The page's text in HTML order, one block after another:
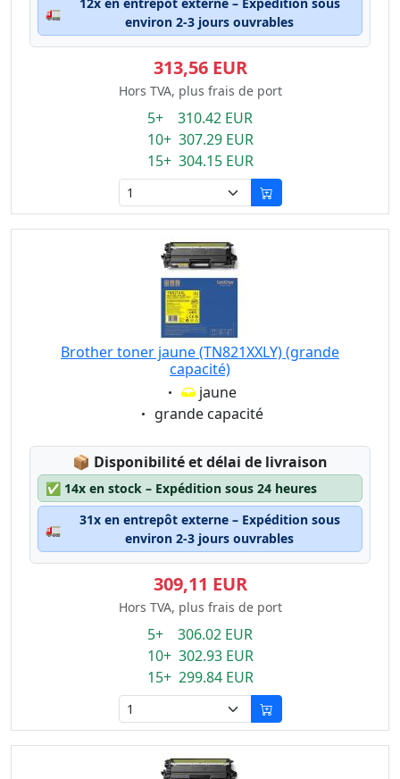
🚛
environ 2-3 jours ouvrables
313,56 EUR
Hors TVA, plus frais de port
5+ 310.42 EUR
10+ 307.29 EUR
15+ 304.15 EUR
Brother toner jaune (TN821XXLY) (grande
capacité)
Eigenschaft:
jaune
Eigenschaft:
grande capacité
📦 Lagerstatus:
Disponibilité et délai de livraison
✅ 14x en stock – Expédition sous 24 heures
🚛
31x en entrepôt externe – Expédition sous
environ 2-3 jours ouvrables
309,11 EUR
Hors TVA, plus frais de port
5+ 306.02 EUR
10+ 302.93 EUR
15+ 299.84 EUR